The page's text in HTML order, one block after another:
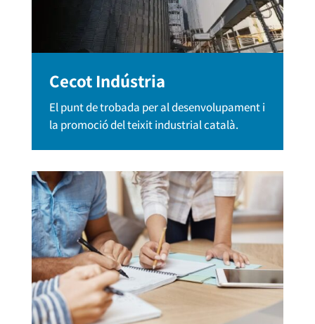
Cecot Indústria
El punt de trobada per al desenvolupament i
la promoció del teixit industrial català.